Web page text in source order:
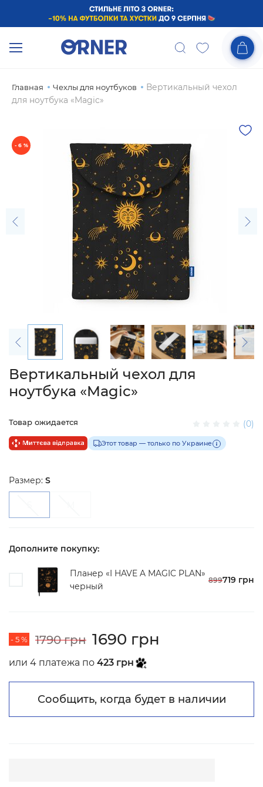
Главная Чехлы для ноутбуков
Вертикальный чехол
для ноутбука «Magic»
- 6 %
Вертикальный чехол для
ноутбука «Magic»
Товар ожидается (0)
Этот товар — только по Украине
Размер: S
Дополните покупку:
Планер «I HAVE A MAGIC PLAN»
черный
899719 грн
- 5 % 1790 грн 1690 грн
или 4 платежа по 423 грн
Сообщить, когда будет в наличии